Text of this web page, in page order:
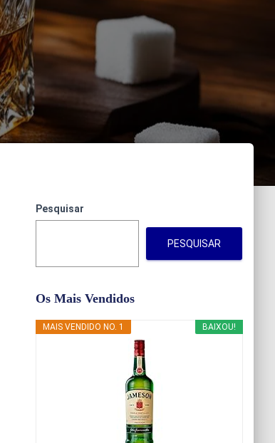
Pesquisar
PESQUISAR
Os Mais Vendidos
BAIXOU!
MAIS VENDIDO NO. 1